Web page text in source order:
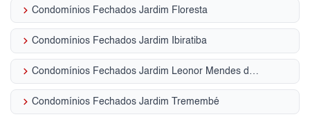
keyboard_arrow_right Condomínios Fechados Jardim Floresta
keyboard_arrow_right Condomínios Fechados Jardim Ibiratiba
keyboard_arrow_right Condomínios Fechados Jardim Leonor Mendes de Barros
keyboard_arrow_right Condomínios Fechados Jardim Tremembé